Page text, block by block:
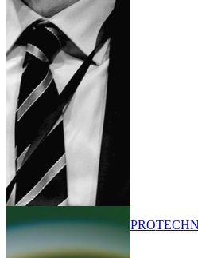
PRO